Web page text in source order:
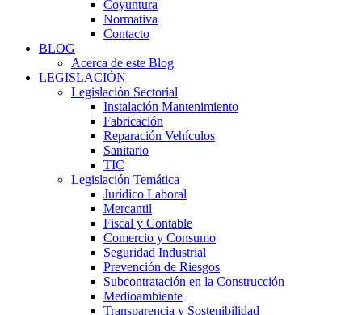
Coyuntura
Normativa
Contacto
BLOG
Acerca de este Blog
LEGISLACIÓN
Legislación Sectorial
Instalación Mantenimiento
Fabricación
Reparación Vehículos
Sanitario
TIC
Legislación Temática
Jurídico Laboral
Mercantil
Fiscal y Contable
Comercio y Consumo
Seguridad Industrial
Prevención de Riesgos
Subcontratación en la Construcción
Medioambiente
Transparencia y Sostenibilidad